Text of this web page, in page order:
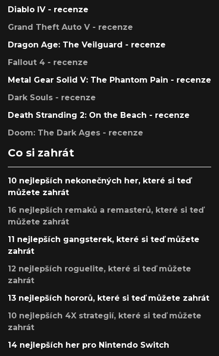
Diablo IV - recenze
Grand Theft Auto V - recenze
Dragon Age: The Veilguard - recenze
Fallout 4 - recenze
Metal Gear Solid V: The Phantom Pain - recenze
Dark Souls - recenze
Death Stranding 2: On the Beach - recenze
Doom: The Dark Ages - recenze
Co si zahrát
10 nejlepších nekonečných her, které si teď
můžete zahrát
16 nejlepších remaků a remasterů, které si teď
můžete zahrát
11 nejlepších gangsterek, které si teď můžete
zahrát
12 nejlepších roguelite, které si teď můžete
zahrát
13 nejlepších hororů, které si teď můžete zahrát
10 nejlepších 4X strategií, které si teď můžete
zahrát
14 nejlepších her pro Nintendo Switch